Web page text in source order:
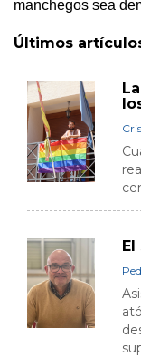
manchegos sea
Últimos